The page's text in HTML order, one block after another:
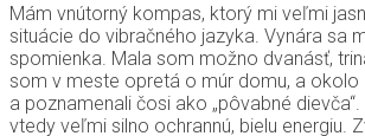
Mám vnútorný kompas, ktorý mi veľmi
situácie do vibračného jazyka. Vynára sa
spomienka. Mala som možno dvanásť,
som v meste opretá o múr domu, a okolo
a poznamenali čosi ako „pôvabné
vtedy veľmi silno ochrannú, bielu energiu.